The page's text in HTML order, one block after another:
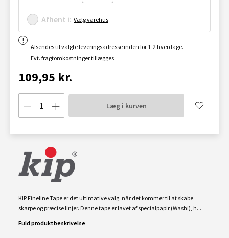
Afhent i: Vælg varehus
Afsendes til valgte leveringsadresse inden for 1-2 hverdage.
Evt. fragtomkostninger tillægges
109,95 kr.
Læg i kurven
KIP Fineline Tape er det ultimative valg, når det kommer til at skabe
skarpe og præcise linjer. Denne tape er lavet af specialpapir (Washi), h...
Fuld produktbeskrivelse